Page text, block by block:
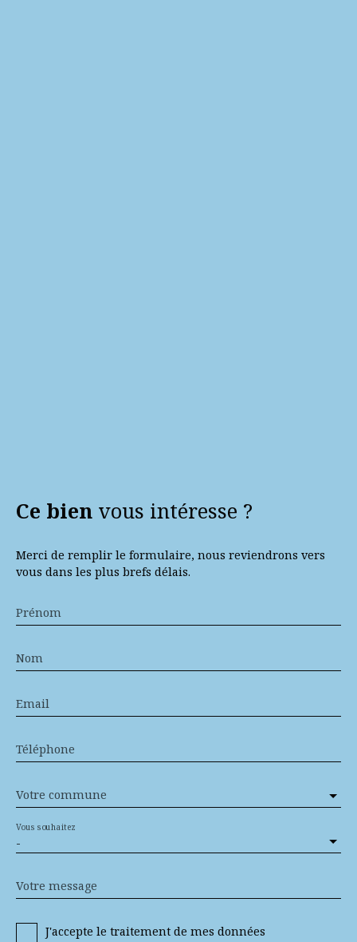
Ce bien vous intéresse ?
Merci de remplir le formulaire, nous reviendrons vers
vous dans les plus brefs délais.
Prénom
Nom
Email
Téléphone
Votre commune
-
Vous souhaitez
Votre message
J'accepte le traitement de mes données